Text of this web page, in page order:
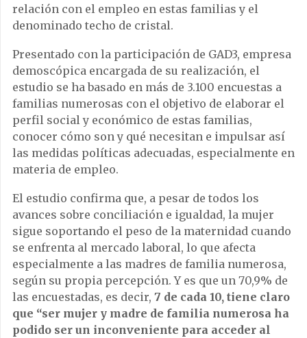
relación con el empleo en estas familias y el
denominado techo de cristal.
Presentado con la participación de GAD3, empresa
demoscópica encargada de su realización, el
estudio se ha basado en más de 3.100 encuestas a
familias numerosas con el objetivo de elaborar el
perfil social y económico de estas familias,
conocer cómo son y qué necesitan e impulsar así
las medidas políticas adecuadas, especialmente en
materia de empleo.
El estudio confirma que, a pesar de todos los
avances sobre conciliación e igualdad, la mujer
sigue soportando el peso de la maternidad cuando
se enfrenta al mercado laboral, lo que afecta
especialmente a las madres de familia numerosa,
según su propia percepción. Y es que un 70,9% de
las encuestadas, es decir, 7 de cada 10, tiene claro
que “ser mujer y madre de familia numerosa ha
podido ser un inconveniente para acceder al